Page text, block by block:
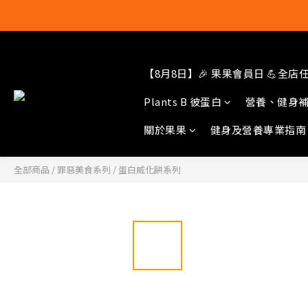
結帳輸入
【8月8日】🎉 果果會員日 💪全店
Plants B 彼蛋白
營養、健身
關於果果
健身及營養專業指南
全部商品 /罪惡美食系列 /蛋白威化餅系列